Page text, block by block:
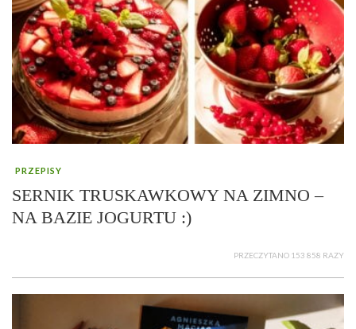
PRZEPISY
SERNIK TRUSKAWKOWY NA ZIMNO –
NA BAZIE JOGURTU :)
PRZECZYTANO 153 858 RAZY